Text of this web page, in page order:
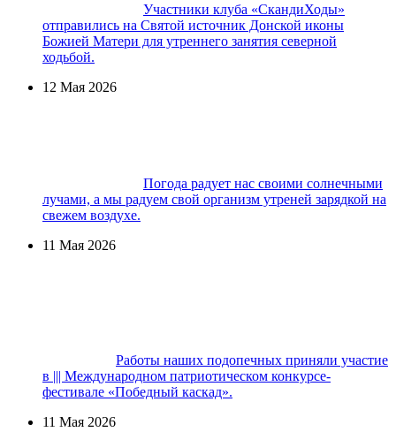
Участники клуба «СкандиХоды»
отправились на Святой источник Донской иконы
Божией Матери для утреннего занятия северной
ходьбой.
12 Мая 2026
Погода радует нас своими солнечными
лучами, а мы радуем свой организм утреней зарядкой на
свежем воздухе.
11 Мая 2026
Работы наших подопечных приняли участие
в ||| Международном патриотическом конкурсе-
фестивале «Победный каскад».
11 Мая 2026